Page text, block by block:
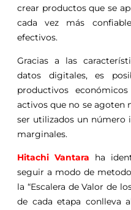
crear productos que se
cada vez más
efectivos.
Gracias a las
datos digitales, es
productivos
activos que no se agoten
ser utilizados un número
marginales.
Hitachi Vantara ha
seguir a modo de
la “Escalera de Valor de
de cada etapa conlleva